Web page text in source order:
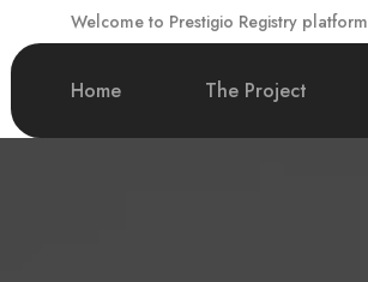
Welcome to Prestigio Registry platform
Home The Project